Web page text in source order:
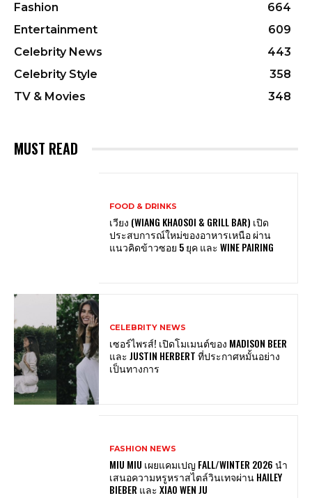
Fashion
664
Entertainment
609
Celebrity News
443
Celebrity Style
358
TV & Movies
348
MUST READ
FOOD & DRINKS
เวียง (WIANG KHAOSOI & GRILL BAR) เปิด
ประสบการณ์ใหม่ของอาหารเหนือ ผ่าน
แนวคิดข้าวซอย 5 ยุค และ WINE PAIRING
CELEBRITY NEWS
เซอร์ไพรส์! เปิดโมเมนต์ของ MADISON BEER
และ JUSTIN HERBERT ที่ประกาศหมั้นอย่าง
เป็นทางการ
FASHION NEWS
MIU MIU เผยแคมเปญ FALL/WINTER 2026 นำ
เสนอความหรูหราสไตล์วินเทจผ่าน HAILEY
BIEBER และ XIAO WEN JU